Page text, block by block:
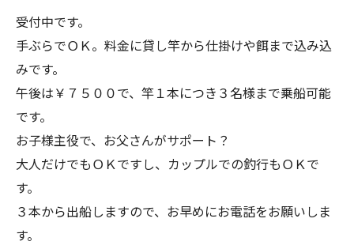
受付中です。
手ぶらでＯＫ。料金に貸し竿から仕掛けや餌まで込み込
みです。
午後は￥７５００で、竿１本につき３名様まで乗船可能
です。
お子様主役で、お父さんがサポート？
大人だけでもＯＫですし、カップルでの釣行もＯＫで
す。
３本から出船しますので、お早めにお電話をお願いしま
す。